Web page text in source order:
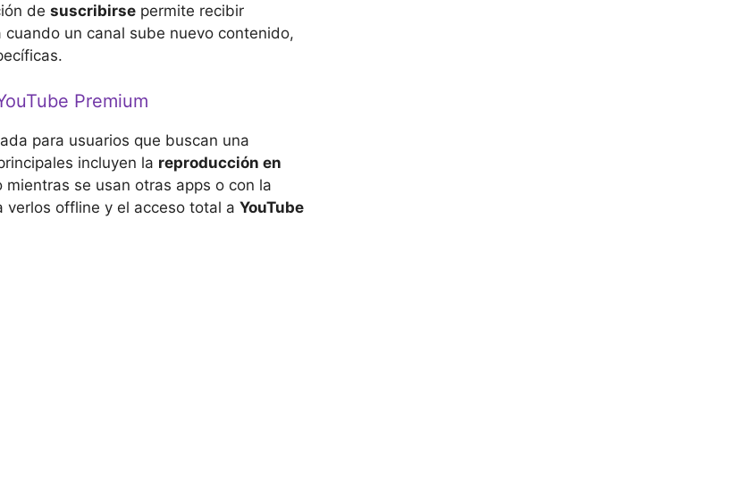
de suscribirse permite recibir
un canal sube nuevo contenido,
Premium
para usuarios que buscan una
incluyen la reproducción en
se usan otras apps o con la
verlos offline y el acceso total a YouTube